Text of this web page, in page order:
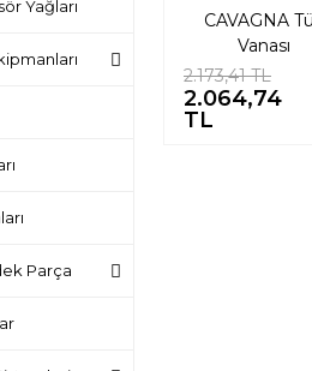
Yağları
Parça
CAVAGNA
Vanası
2.173,41 TL
2.064,74
TL